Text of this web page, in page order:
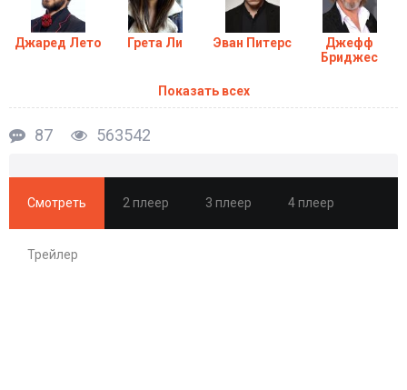
Джаред Лето Грета Ли Эван Питерс
Джефф
Бриджес
Показать всех
87 563542
Смотреть 2 плеер 3 плеер 4 плеер
Трейлер